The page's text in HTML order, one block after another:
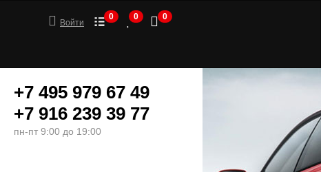
Войти
0 0 0
+7 495 979 67 49
+7 916 239 39 77
пн-пт 9:00 до 19:00